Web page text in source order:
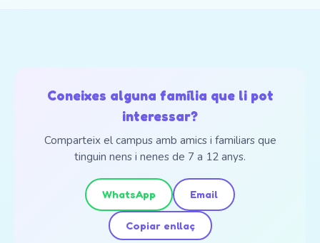
Coneixes alguna família que li pot
interessar?
Comparteix el campus amb amics i familiars que
tinguin nens i nenes de 7 a 12 anys.
WhatsApp Email
Copiar enllaç